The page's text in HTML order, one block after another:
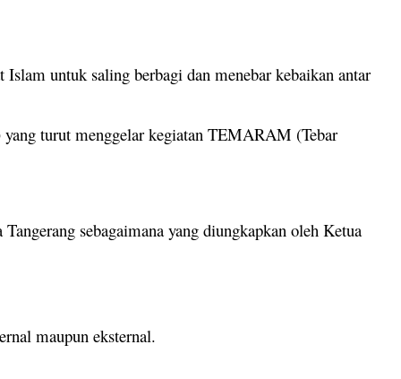
untuk saling berbagi dan menebar kebaikan antar
turut menggelar kegiatan TEMARAM (Tebar
sebagaimana yang diungkapkan oleh Ketua
maupun eksternal.